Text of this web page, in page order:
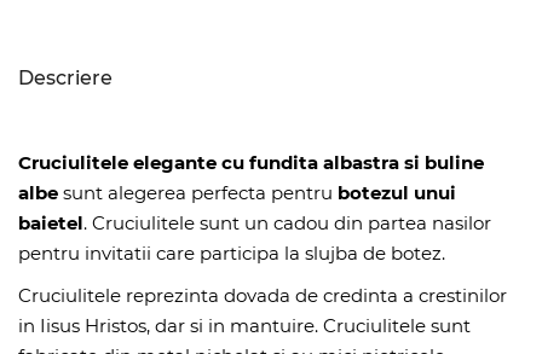
Descriere
Cruciulitele elegante cu fundita albastra si buline
albe sunt alegerea perfecta pentru botezul unui
baietel. Cruciulitele sunt un cadou din partea nasilor
pentru invitatii care participa la slujba de botez.
Cruciulitele reprezinta dovada de credinta a crestinilor
in Iisus Hristos, dar si in mantuire. Cruciulitele sunt